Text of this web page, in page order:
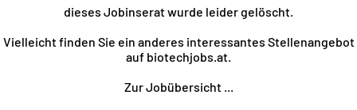
dieses Jobinserat wurde leider gelöscht.
Vielleicht finden Sie ein anderes interessantes Stellenangebot
auf biotechjobs.at.
Zur Jobübersicht ...